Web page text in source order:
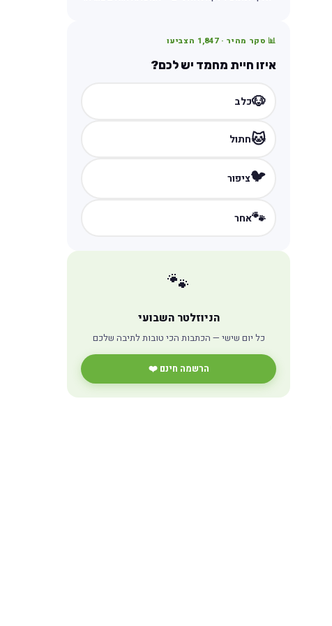
📊 סקר מהיר ·1,847 הצביעו
איזו חיית מחמד יש לכם?
🐶כלב
🐱חתול
🐦ציפור
🐾אחר
🐾
הניוזלטר השבועי
כל יום שישי — הכתבות הכי טובות לתיבה שלכם
הרשמה חינם ❤️